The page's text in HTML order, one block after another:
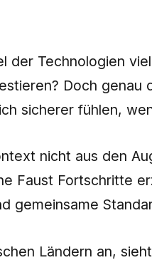
der Technologien
Doch
sicherer fühlen,
nicht aus den
Faust Fortschritte
gemeinsame
Ländern an,